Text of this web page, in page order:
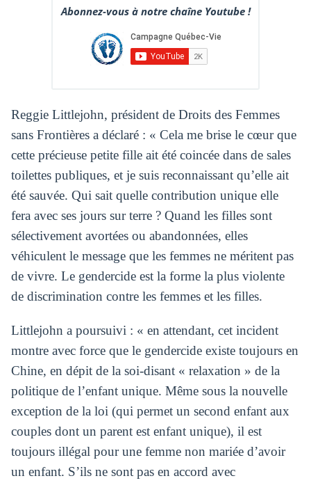
Abonnez-vous à notre chaîne Youtube !
Reggie Littlejohn, président de Droits des Femmes
sans Frontières a déclaré : « Cela me brise le cœur que
cette précieuse petite fille ait été coincée dans de sales
toilettes publiques, et je suis reconnaissant qu’elle ait
été sauvée. Qui sait quelle contribution unique elle
fera avec ses jours sur terre ? Quand les filles sont
sélectivement avortées ou abandonnées, elles
véhiculent le message que les femmes ne méritent pas
de vivre. Le gendercide est la forme la plus violente
de discrimination contre les femmes et les filles.
Littlejohn a poursuivi : « en attendant, cet incident
montre avec force que le gendercide existe toujours en
Chine, en dépit de la soi-disant « relaxation » de la
politique de l’enfant unique. Même sous la nouvelle
exception de la loi (qui permet un second enfant aux
couples dont un parent est enfant unique), il est
toujours illégal pour une femme non mariée d’avoir
un enfant. S’ils ne sont pas en accord avec